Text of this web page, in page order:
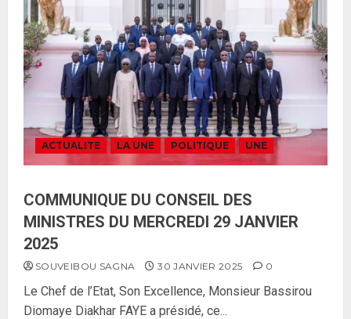
ACTUALITE LA UNE POLITIQUE UNE
COMMUNIQUE DU CONSEIL DES
MINISTRES DU MERCREDI 29 JANVIER
2025
SOUVEIBOU SAGNA 30 JANVIER 2025 0
Le Chef de l’Etat, Son Excellence, Monsieur Bassirou
Diomaye Diakhar FAYE a présidé, ce...